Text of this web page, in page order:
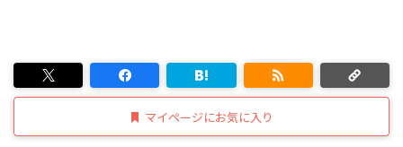
マイページにお気に入り